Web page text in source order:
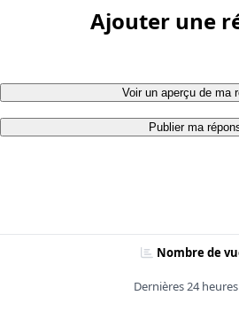
Ajouter une
Voir un aperçu de ma
Publier ma
Nombre de
Dernières 24